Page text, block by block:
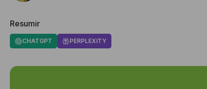
Resumir
CHATGPT PERPLEXITY